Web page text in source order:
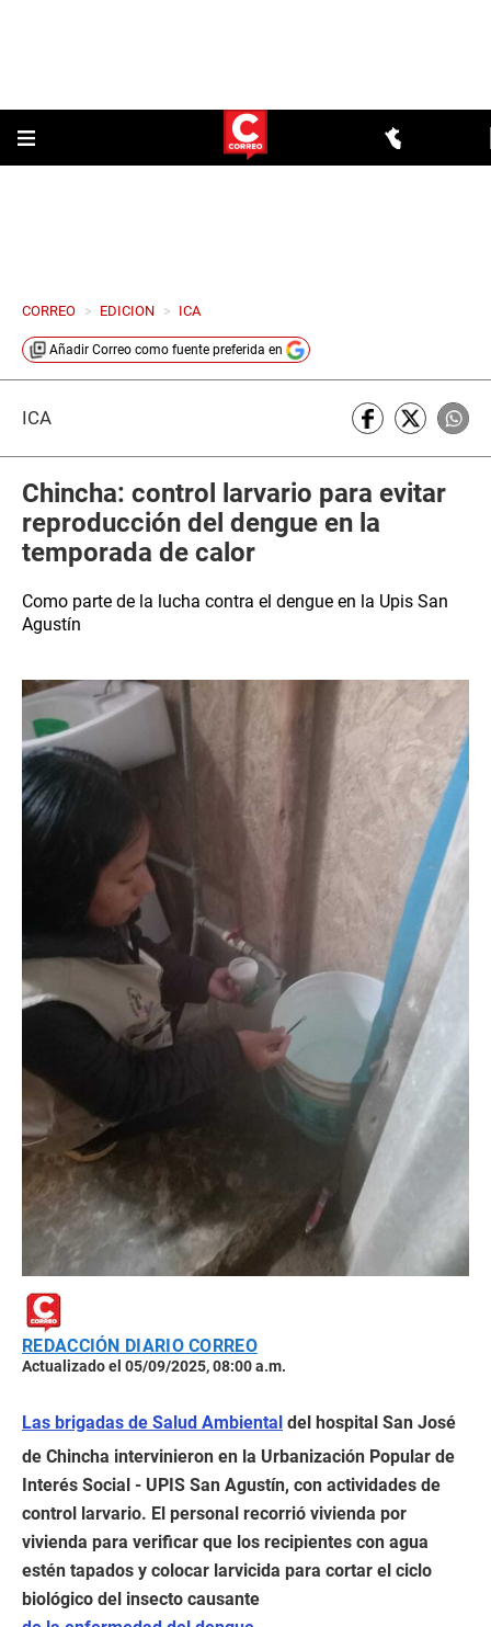
CORREO > EDICION > ICA
Añadir Correo como fuente preferida en
ICA
Chincha: control larvario para evitar
reproducción del dengue en la
temporada de calor
Como parte de la lucha contra el dengue en la Upis San
Agustín
REDACCIÓN DIARIO CORREO
Actualizado el 05/09/2025, 08:00 a.m.
Las brigadas de Salud Ambiental del hospital San José
de Chincha intervinieron en la Urbanización Popular de
Interés Social - UPIS San Agustín, con actividades de
control larvario. El personal recorrió vivienda por
vivienda para verificar que los recipientes con agua
estén tapados y colocar larvicida para cortar el ciclo
biológico del insecto causante